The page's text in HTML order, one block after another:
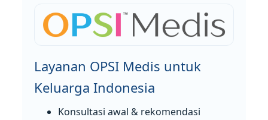
Layanan OPSI Medis untuk
Keluarga Indonesia
Konsultasi awal & rekomendasi